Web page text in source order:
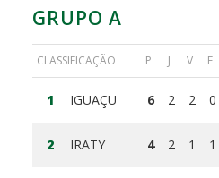
GRUPO A
CLASSIFICAÇÃO P J V E
1 IGUAÇU 6 2 2 0
2 IRATY 4 2 1 1